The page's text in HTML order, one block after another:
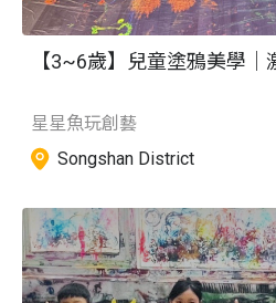
【3~6歲】兒童塗鴉美學｜
星星魚玩創藝
Songshan District